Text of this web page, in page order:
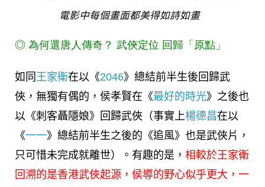
電影中每個畫面都美得如詩如畫
◎ 為何選唐人傳奇？ 武俠定位 回歸「原點」
如同 王家衛在以《2046》總結前半生後回歸武
俠，無獨有偶的，侯孝賢在《最好的時光》之後也
以《刺客聶隱娘》回歸武俠（事實上楊德昌在以
《一一》總結前半生之後的《追風》也是武俠片，
只可惜未完成就離世）。有趣的是， 相較於王家衛
回溯的是香港武俠起源，侯導的野心似乎更大，一